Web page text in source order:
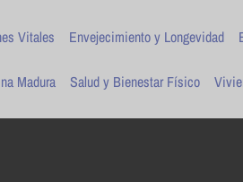
Vitales Envejecimiento y Longevidad
Madura Salud y Bienestar Físico